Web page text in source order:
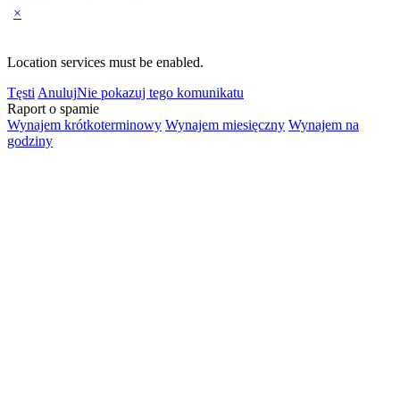
×
Location services must be enabled.
Tęsti AnulujNie pokazuj tego komunikatu
Raport o spamie
Wynajem krótkoterminowy Wynajem miesięczny Wynajem na
godziny